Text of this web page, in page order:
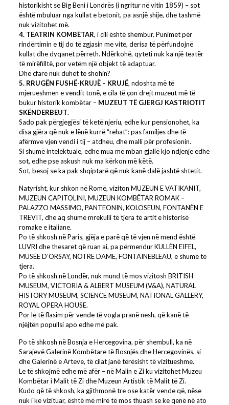
historikisht se Big Beni i Londrës (i ngritur në vitin 1859) – sot
është mbuluar nga kullat e betonit, pa asnjë shije, dhe tashmë
nuk vizitohet më.
4. TEATRIN KOMBËTAR, i cili është shembur. Punimet për
rindërtimin e tij do të zgjasin me vite, derisa të përfundojnë
kullat dhe dyqanet përreth. Ndërkohë, qyteti nuk ka një teatër
të mirëfilltë, por vetëm një objekt të adaptuar.
Dhe cfarë nuk duhet të shohin?
5. RRUGËN FUSHË-KRUJË – KRUJË, ndoshta më të
mjerueshmen e vendit tonë, e cila të çon drejt muzeut më të
bukur historik kombëtar – MUZEUT TË GJERGJ KASTRIOTIT
SKËNDERBEUT.
Sado pak përgjegjësi të ketë njeriu, edhe kur pensionohet, ka
disa gjëra që nuk e lënë kurrë “rehat”: pas familjes dhe të
afërmve vjen vendi i tij – atdheu, dhe malli për profesionin.
Si shumë intelektualë, edhe mua më mban gjallë kjo ndjenjë edhe
sot, edhe pse askush nuk ma kërkon më këtë.
Sot, besoj se ka pak shqiptarë që nuk kanë dalë jashtë shtetit.
Natyrisht, kur shkon në Romë, viziton MUZEUN E VATIKANIT,
MUZEUN CAPITOLINI, MUZEUN KOMBËTAR ROMAK –
PALAZZO MASSIMO, PANTEONIN, KOLOSEUN, FONTANËN E
TREVIT, dhe aq shumë mrekulli të tjera të artit e historisë
romake e italiane.
Po të shkosh në Paris, gjëja e parë që të vjen në mend është
LUVRI dhe thesaret që ruan ai, pa përmendur KULLËN EIFEL,
MUSÉE D’ORSAY, NOTRE DAME, FONTAINEBLEAU, e shumë të
tjera.
Po të shkosh në Londër, nuk mund të mos vizitosh BRITISH
MUSEUM, VICTORIA & ALBERT MUSEUM (V&A), NATURAL
HISTORY MUSEUM, SCIENCE MUSEUM, NATIONAL GALLERY,
ROYAL OPERA HOUSE.
Por le të flasim për vende të vogla pranë nesh, që kanë të
njëjtën popullsi apo edhe më pak.
Po të shkosh në Bosnja e Hercegovina, për shembull, ka në
Sarajevë Galerinë Kombëtare të Bosnjës dhe Hercegovinës, si
dhe Galerinë e Arteve, të cilat janë tërësisht të vizitueshme.
Le të shkojmë edhe më afër – në Malin e Zi ku vizitohet Muzeu
Kombëtar i Malit të Zi dhe Muzeun Artistik të Malit të Zi.
Kudo që të shkosh, ka gjithmonë tre ose katër vende që, nëse
nuk i ke vizituar, është më mirë të mos thuash se ke qenë në ato